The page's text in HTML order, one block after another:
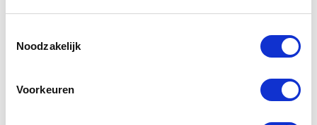
Noodzakelijk
Voorkeuren
Hoeveel dagen te gast geweest: 89 dagen
Graag stellen we Quinty, een bruisende energieke Engelse Springer